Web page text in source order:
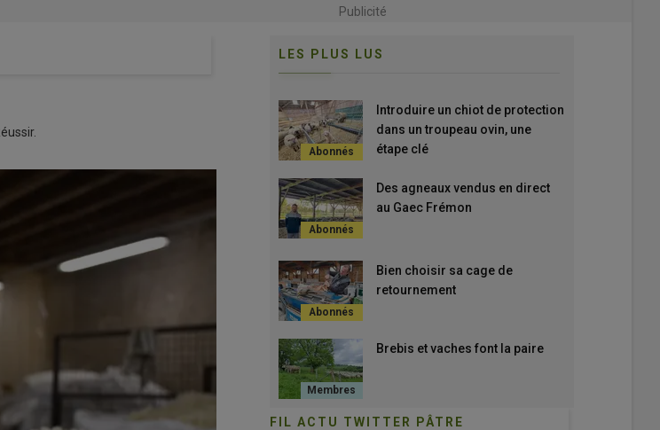
Publicité
LES PLUS LUS
Introduire un chiot de protection
dans un troupeau ovin, une
étape clé
Des agneaux vendus en direct
au Gaec Frémon
Bien choisir sa cage de
retournement
Brebis et vaches font la paire
FIL ACTU TWITTER PÂTRE